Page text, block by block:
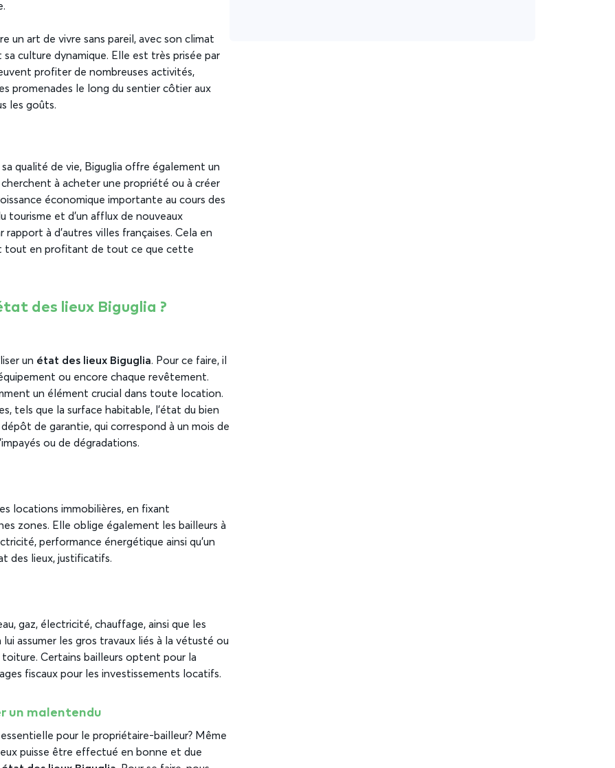
un art de vivre sans pareil, avec son climat
culture dynamique. Elle est très prisée par
profiter de nombreuses activités,
promenades le long du sentier côtier aux
les goûts.
qualité de vie, Biguglia offre également un
à acheter une propriété ou à créer
économique importante au cours des
tourisme et d’un afflux de nouveaux
à d’autres villes françaises. Cela en
tout en profitant de tout ce que cette
des lieux Biguglia ?
un état des lieux Biguglia. Pour ce faire, il
ou encore chaque revêtement.
un élément crucial dans toute location.
tels que la surface habitable, l’état du bien
de garantie, qui correspond à un mois de
ou de dégradations.
locations immobilières, en fixant
zones. Elle oblige également les bailleurs à
performance énergétique ainsi qu’un
des lieux, justificatifs.
gaz, électricité, chauffage, ainsi que les
assumer les gros travaux liés à la vétusté ou
Certains bailleurs optent pour la
fiscaux pour les investissements locatifs.
un malentendu
pour le propriétaire-bailleur? Même
puisse être effectué en bonne et due